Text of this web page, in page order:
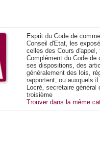
Esprit du Code de
Conseil d'Etat, les
celles des Cours
Complément du Code de
ses dispositions, des
généralement des lois,
rapportent, ou auxquels
Locré, secrétaire général
troisième
Trouver dans la même